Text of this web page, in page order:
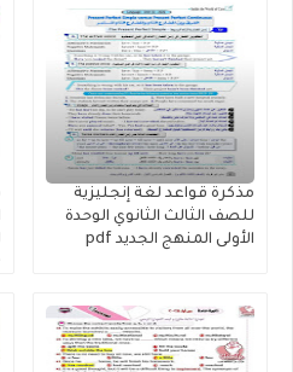
مذكرة قواعد لغة إنجليزية
للصف الثالث الثانوي الوحدة
الأولى المنهج الجديد pdf